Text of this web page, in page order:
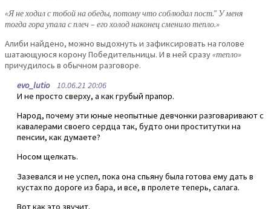
«Я не ходил с тобой на обеды, потому что соблюдал пост.” У меня
тогда гора упала с плеч – его холод наконец сменило тепло.»
Алиби найдено, можно выдохнуть и зафиксировать на голове
шатающуюся корону Победительницы. И в ней сразу«тепло»
причудилось в обычном разговоре.
evo_lutio10.06.21 20:06
И не просто сверху, а как грубый прапор.
Народ, почему эти юные неопытные девчонки разговаривают с
кавалерами своего сердца так, будто они проститутки на
пенсии, как думаете?
Носом щелкать.
Зазевался и не успел, пока она спьяну была готова ему дать в
кустах по дороге из бара, и все, в пролете теперь, салага.
Вот как это звучит.